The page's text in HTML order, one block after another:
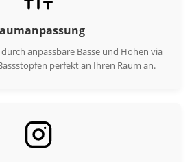
durch anpassbare Bässe und Höhen via
perfekt an Ihren Raum an.